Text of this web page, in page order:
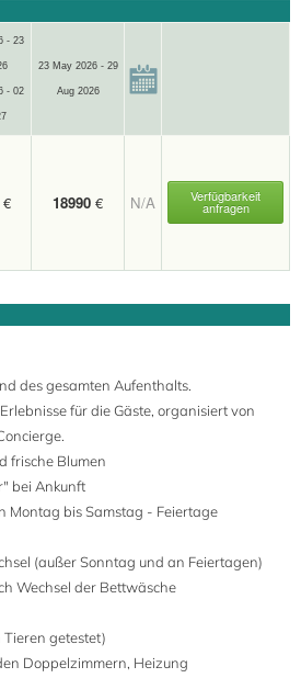
- 23
- 02
23 May 2026 - 29
Aug 2026
€ 18990 € N/A Verfügbarkeit
anfragen
des gesamten Aufenthalts.
für die Gäste, organisiert von
frische Blumen
bei Ankunft
Montag bis Samstag - Feiertage
(außer Sonntag und an Feiertagen)
Wechsel der Bettwäsche
getestet)
Doppelzimmern, Heizung